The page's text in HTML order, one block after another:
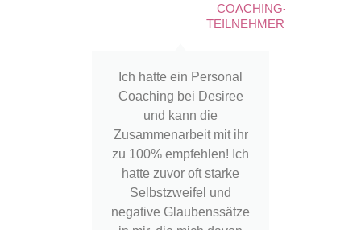
Ich hatte ein Personal
Coaching bei Desiree
und kann die
Zusammenarbeit mit ihr
zu 100% empfehlen! Ich
hatte zuvor oft starke
Selbstzweifel und
negative Glaubenssätze
COACHING-
TEILNEHMERIN